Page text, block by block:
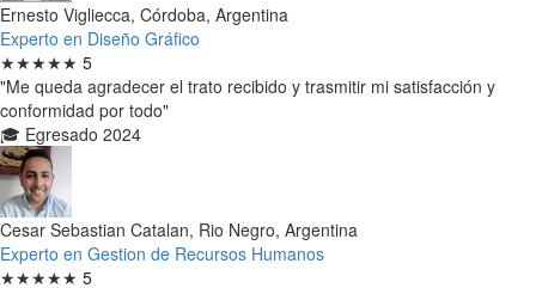
Ernesto Vigliecca, Córdoba, Argentina
Experto en Diseño Gráfico
★★★★★ 5
"Me queda agradecer el trato recibido y trasmitir mi satisfacción y
conformidad por todo"
🎓 Egresado 2024
Cesar Sebastian Catalan, Rio Negro, Argentina
Experto en Gestion de Recursos Humanos
★★★★★ 5